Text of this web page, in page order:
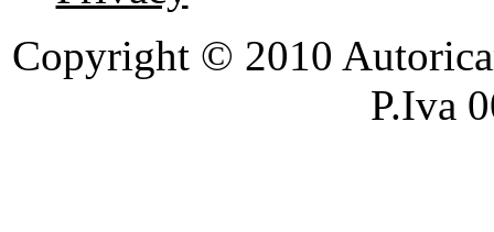
Copyright © 2010
P.Iva